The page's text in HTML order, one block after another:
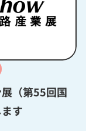
（第55回国
す